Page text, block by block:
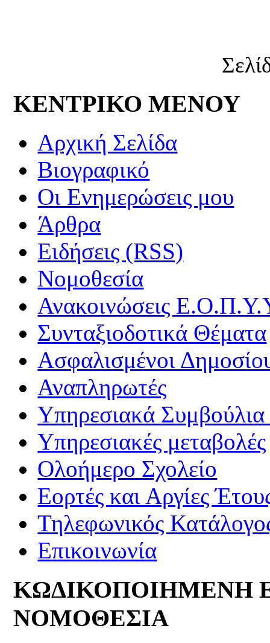
ΚΕΝΤΡΙΚΟ ΜΕΝΟΥ
Αρχική Σελίδα
Βιογραφικό
Οι Ενημερώσεις μου
Άρθρα
Ειδήσεις (RSS)
Νομοθεσία
Ανακοινώσεις
Συνταξιοδοτικά Θέματα
Ασφαλισμένοι
Αναπληρωτές
Υπηρεσιακά
Υπηρεσιακές μεταβολές
Ολοήμερο Σχολείο
Εορτές και Αργίες
Τηλεφωνικός
Επικοινωνία
ΚΩΔΙΚΟΠΟΙΗΜΕΝΗ
ΝΟΜΟΘΕΣΙΑ